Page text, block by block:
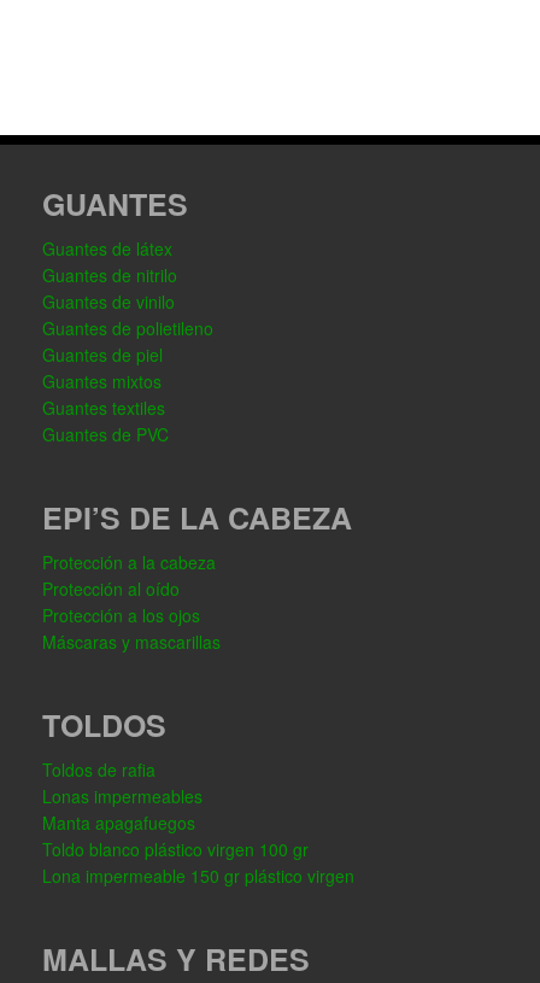
GUANTES
Guantes de látex
Guantes de nitrilo
Guantes de vinilo
Guantes de polietileno
Guantes de piel
Guantes mixtos
Guantes textiles
Guantes de PVC
EPI’S DE LA CABEZA
Protección a la cabeza
Protección al oído
Protección a los ojos
Máscaras y mascarillas
TOLDOS
Toldos de rafia
Lonas impermeables
Manta apagafuegos
Toldo blanco plástico virgen 100 gr
Lona impermeable 150 gr plástico virgen
MALLAS Y REDES